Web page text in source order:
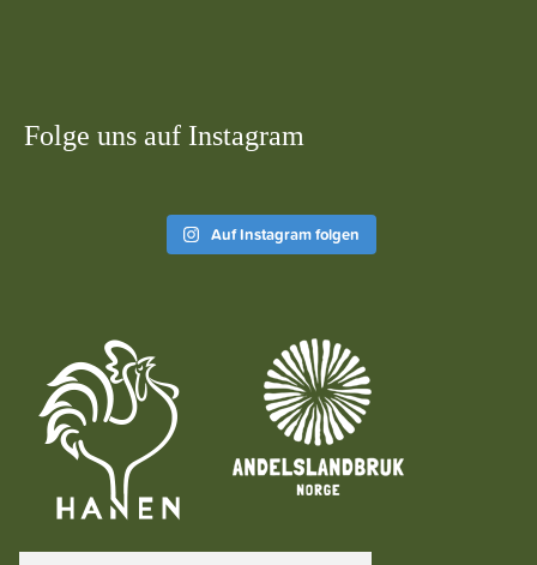
Folge uns auf Instagram
Auf Instagram folgen